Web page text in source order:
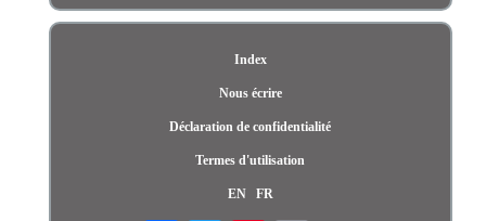
Index
Nous écrire
Déclaration de confidentialité
Termes d'utilisation
EN FR